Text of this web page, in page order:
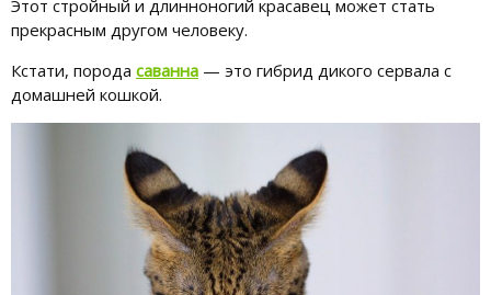
Этот стройный и длинноногий красавец может стать
прекрасным другом человеку.
Кстати, порода саванна — это гибрид дикого сервала с
домашней кошкой.